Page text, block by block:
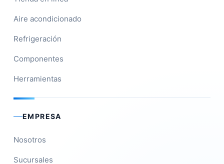
Aire acondicionado
Refrigeración
Componentes
Herramientas
EMPRESA
Nosotros
Sucursales